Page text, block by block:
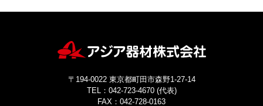
〒194-0022 東京都町田市森野1-27-14
TEL：042-723-4670 (代表)
FAX：042-728-0163